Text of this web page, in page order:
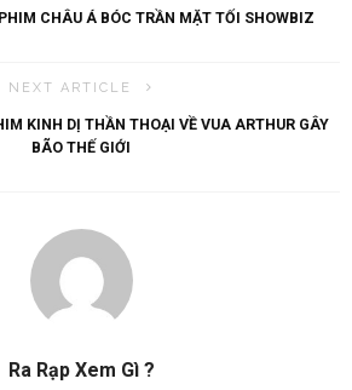
CHÂU Á BÓC TRẦN MẶT TỐI SHOWBIZ
NEXT ARTICLE
KINH DỊ THẦN THOẠI VỀ VUA ARTHUR GÂY
BÃO THẾ GIỚI
Ra Rạp Xem Gì ?